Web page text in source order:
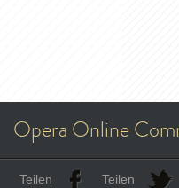
Opera Online
Teilen Teilen